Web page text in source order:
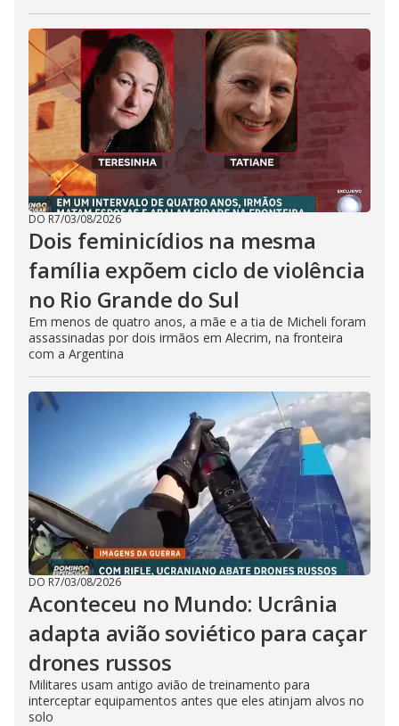
DO R7/03/08/2026
Dois feminicídios na mesma
família expõem ciclo de violência
no Rio Grande do Sul
Em menos de quatro anos, a mãe e a tia de Micheli foram
assassinadas por dois irmãos em Alecrim, na fronteira
com a Argentina
DO R7/03/08/2026
Aconteceu no Mundo: Ucrânia
adapta avião soviético para caçar
drones russos
Militares usam antigo avião de treinamento para
interceptar equipamentos antes que eles atinjam alvos no
solo